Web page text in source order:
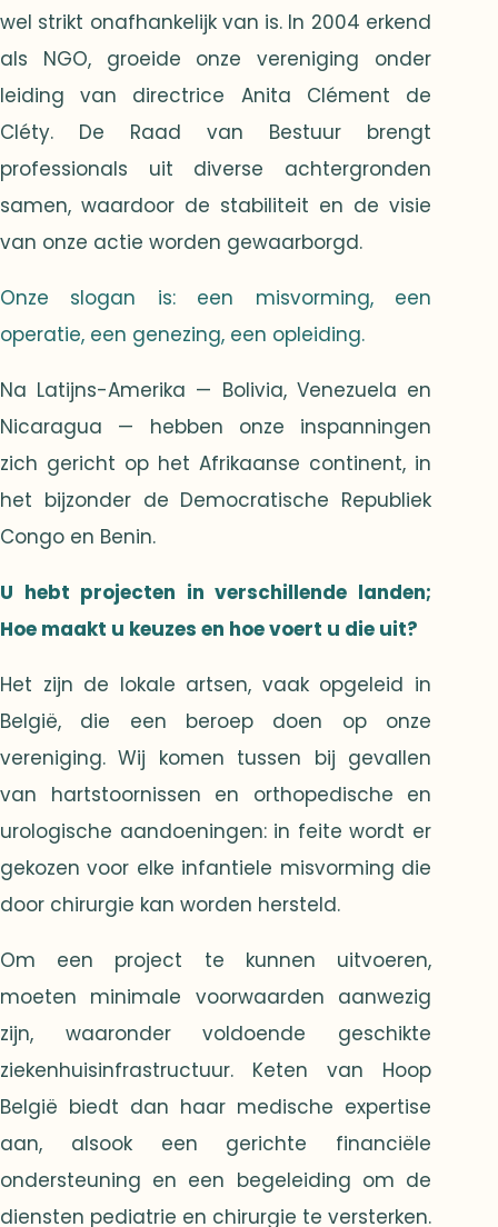
wel strikt onafhankelijk van is. In 2004 erkend
als NGO, groeide onze vereniging onder
leiding van directrice Anita Clément de
Cléty. De Raad van Bestuur brengt
professionals uit diverse achtergronden
samen, waardoor de stabiliteit en de visie
van onze actie worden gewaarborgd.
Onze slogan is: een misvorming, een
operatie, een genezing, een opleiding.
Na Latijns-Amerika — Bolivia, Venezuela en
Nicaragua — hebben onze inspanningen
zich gericht op het Afrikaanse continent, in
het bijzonder de Democratische Republiek
Congo en Benin.
U hebt projecten in verschillende landen;
Hoe maakt u keuzes en hoe voert u die uit?
Het zijn de lokale artsen, vaak opgeleid in
België, die een beroep doen op onze
vereniging. Wij komen tussen bij gevallen
van hartstoornissen en orthopedische en
urologische aandoeningen: in feite wordt er
gekozen voor elke infantiele misvorming die
door chirurgie kan worden hersteld.
Om een project te kunnen uitvoeren,
moeten minimale voorwaarden aanwezig
zijn, waaronder voldoende geschikte
ziekenhuisinfrastructuur. Keten van Hoop
België biedt dan haar medische expertise
aan, alsook een gerichte financiële
ondersteuning en een begeleiding om de
diensten pediatrie en chirurgie te versterken.